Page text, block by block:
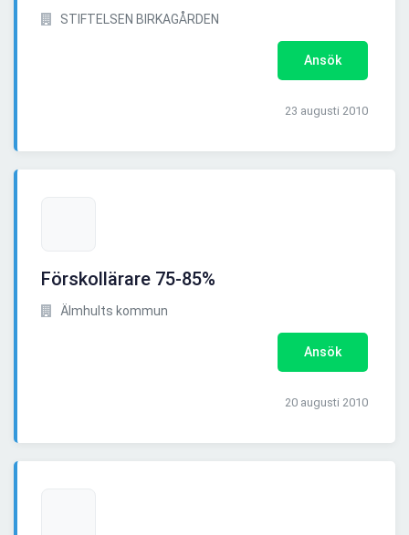
STIFTELSEN BIRKAGÅRDEN
Ansök
23 augusti 2010
Förskollärare 75-85%
Älmhults kommun
Ansök
20 augusti 2010